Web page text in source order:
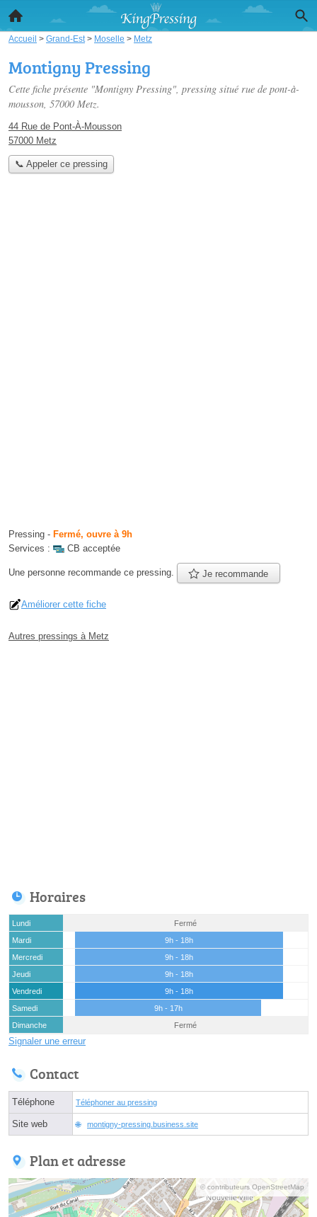
Accueil > Grand-Est > Moselle > Metz
Montigny Pressing
Cette fiche présente "Montigny Pressing", pressing situé rue de pont-à-
mousson, 57000 Metz.
44 Rue de Pont-À-Mousson
57000 Metz
📞 Appeler ce pressing
Pressing - Fermé, ouvre à 9h
Services :
CB acceptée
Une personne recommande ce pressing. Je recommande
Améliorer cette fiche
Autres pressings à Metz
Horaires
Lundi
Fermé
Mardi
9h - 18h
Mercredi
9h - 18h
Jeudi
9h - 18h
Vendredi
9h - 18h
Samedi
9h - 17h
Dimanche
Fermé
Signaler une erreur
Contact
Téléphone Téléphoner au pressing
Site web montigny-pressing.business.site
Plan et adresse
© contributeurs OpenStreetMap